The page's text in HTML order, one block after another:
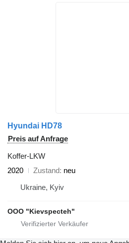
Hyundai HD78
Preis auf Anfrage
Koffer-LKW
2020
Zustand neu
Ukraine, Kyiv
OOO "Kievspecteh"